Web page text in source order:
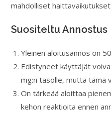
mahdolliset haittavaikutukset.
Suositeltu Annostus
Yleinen aloitusannos on
Edistyneet käyttäjät
mg:n tasolle, mutta tämä
On tärkeää aloittaa
kehon reaktioita ennen